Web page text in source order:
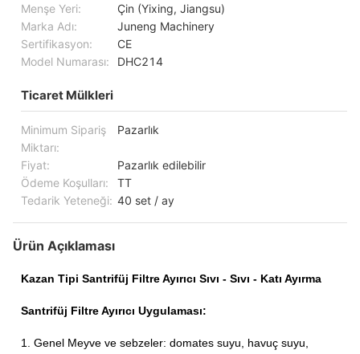
Menşe Yeri:
Çin (Yixing, Jiangsu)
Marka Adı:
Juneng Machinery
Sertifikasyon:
CE
Model Numarası:
DHC214
Ticaret Mülkleri
Minimum Sipariş
Miktarı:
Pazarlık
Fiyat:
Pazarlık edilebilir
Ödeme Koşulları:
TT
Tedarik Yeteneği: 40 set / ay
Ürün Açıklaması
Kazan Tipi Santrifüj Filtre Ayırıcı Sıvı - Sıvı - Katı Ayırma
Santrifüj Filtre Ayırıcı Uygulaması:
1. Genel Meyve ve sebzeler: domates suyu, havuç suyu,